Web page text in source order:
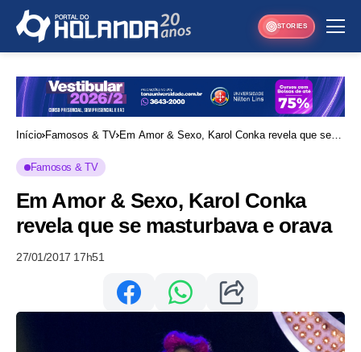
STORIES
Início Famosos & TV Em Amor & Sexo, Karol Conka revela que se
Famosos & TV
Em Amor & Sexo, Karol Conka
revela que se masturbava e orava
27/01/2017 17h51